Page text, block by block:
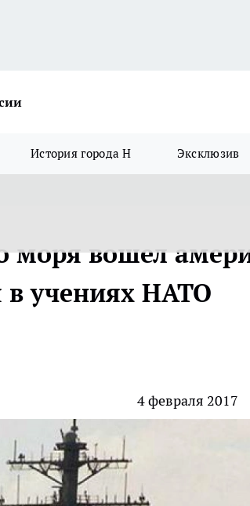
История города Н Эксклюзив
моря вошел
в учениях НАТО
4 февраля 2017